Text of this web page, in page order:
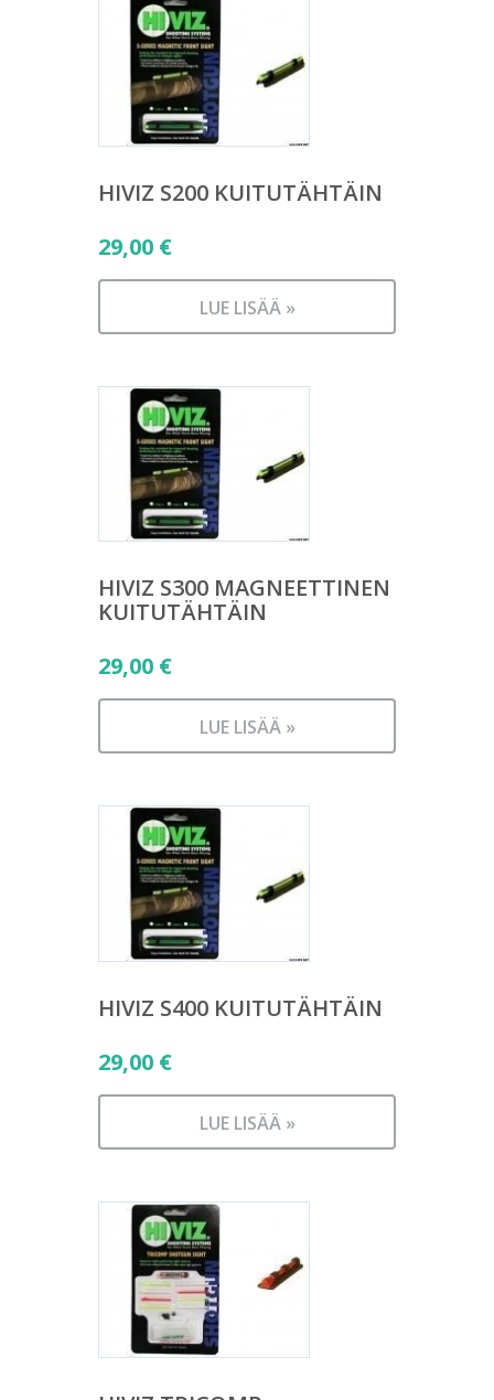
HIVIZ S200 KUITUTÄHTÄIN
29,00 €
LUE LISÄÄ »
HIVIZ S300 MAGNEETTINEN
KUITUTÄHTÄIN
29,00 €
LUE LISÄÄ »
HIVIZ S400 KUITUTÄHTÄIN
29,00 €
LUE LISÄÄ »